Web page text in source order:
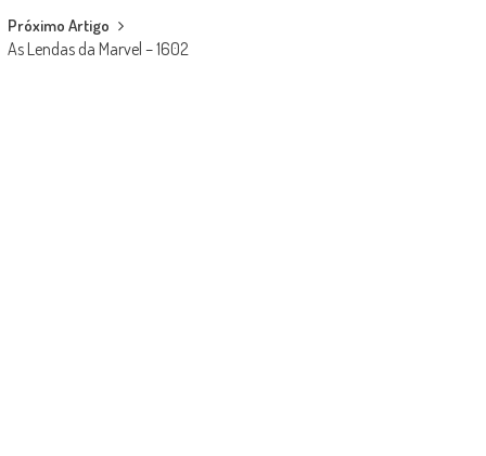
Próximo Artigo
As Lendas da Marvel – 1602